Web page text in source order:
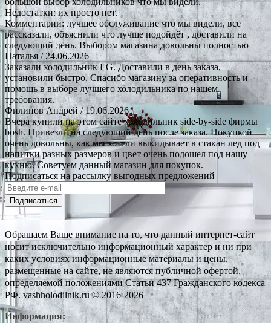
Недостатки: их просто нет.
Комментарии: лучшее обслуживание что мы видели, все
рассказали, объяснили что лучше подойдёт , доставили на
следующий день. Выбором магазина довольны полностью
Наталья/ 24.06.2026
Заказали холодильник LG. Доставили в день заказа,
установили быстро. Спасибо магазину за оперативность и
помощь в выборе лучшего холодильника по нашем
требования.
Филипов Андрей / 19.06.2026
Вчера купили на этом сайте холодильник side-by-side фирмы
bosh. Привезли на следующий день после заказа. Покупкой
очень довольны, как мы хотели выкидывает в стакан лед под
напитки разных размеров и цвет очень подошел под нашу
кухню. Советуем данный магазин для покупок.
Подписаться на рассылку выгодных предложений
Подписаться
Обращаем Ваше внимание на то, что данный интернет-сайт
носит исключительно информационный характер и ни при
каких условиях информационные материалы и цены,
размещенные на сайте, не являются публичной офертой,
определяемой положениями Статьи 437 Гражданского кодекса
РФ. vashholodilnik.ru © 2016-2026
Информация: